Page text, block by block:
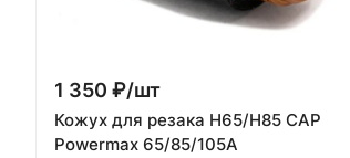
1 350 ₽/шт
Кожух для резака Н65/Н85 САР
Powermax 65/85/105A